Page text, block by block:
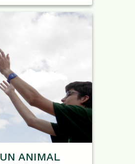
ANIMAL